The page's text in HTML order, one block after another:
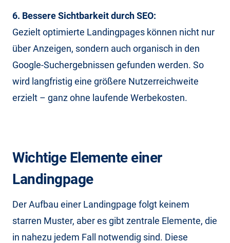
6. Bessere Sichtbarkeit durch SEO:
Gezielt optimierte Landingpages können nicht nur
über Anzeigen, sondern auch organisch in den
Google-Suchergebnissen gefunden werden. So
wird langfristig eine größere Nutzerreichweite
erzielt – ganz ohne laufende Werbekosten.
Wichtige Elemente einer
Landingpage
Der Aufbau einer Landingpage folgt keinem
starren Muster, aber es gibt zentrale Elemente, die
in nahezu jedem Fall notwendig sind. Diese